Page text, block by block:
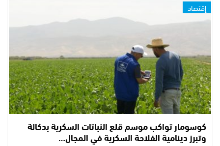
إقتصاد
كوسومار تواكب موسم قلع النباتات السكرية بدكالة
وتبرز دينامية الفلاحة السكرية في المجال…